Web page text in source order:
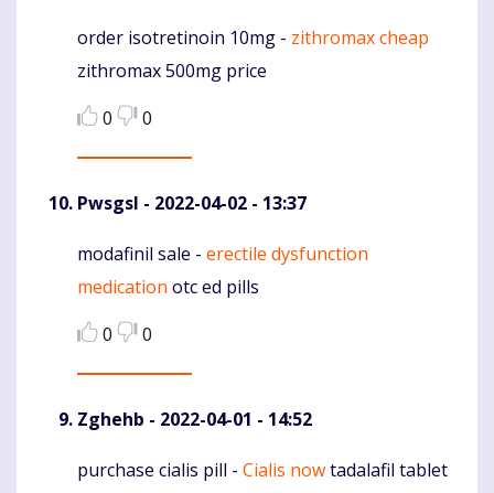
Komentaras
order isotretinoin 10mg - zithromax cheap
zithromax 500mg price
0
0
Pwsgsl - 2022-04-02 - 13:37
Komentaras
modafinil sale - erectile dysfunction
medication otc ed pills
0
0
Zghehb - 2022-04-01 - 14:52
Komentaras
purchase cialis pill - Cialis nowtadalafil tablet